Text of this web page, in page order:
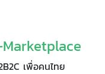
เพื่อคนไทย